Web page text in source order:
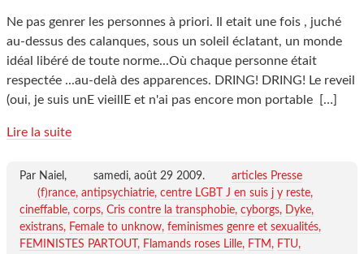
Ne pas genrer les personnes à priori. Il etait une fois , juché
au-dessus des calanques, sous un soleil éclatant, un monde
idéal libéré de toute norme...Où chaque personne était
respectée ...au-delà des apparences. DRING! DRING! Le reveil
(oui, je suis unE vieillE et n'ai pas encore mon portable
[…]
Lire la suite
Par Naiel, samedi, août 29 2009.
articles Presse
(f)rance antipsychiatrie centre LGBT J en suis j y reste
cineffable corps Cris contre la transphobie cyborgs
Dyke
existrans
Female to unknow feminismes genre et sexualités
FEMINISTES PARTOUT
Flamands roses Lille FTM
FTU